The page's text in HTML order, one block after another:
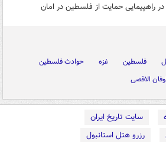
راهپیمایی حمایت از فلسطین در امان
فلسطین غزه
حوادث فلسطین
الاقصی
سایت تاریخ ایران
رزرو هتل استانبول